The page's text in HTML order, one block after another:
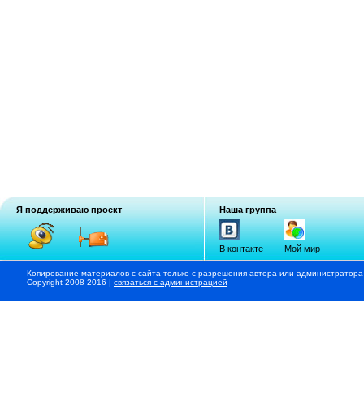
Я поддерживаю проект Наша группа
В контакте Мой мир
Копирование материалов с сайта только с разрешения автора или
Copyright 2008-2016 | связаться с администрацией